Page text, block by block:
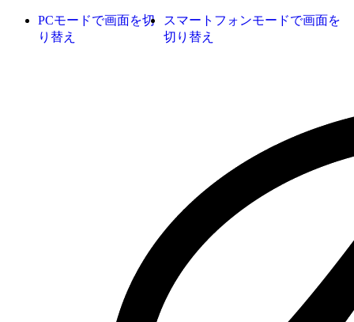
PCモードで画面を切
り替え
スマートフォンモードで画面を
切り替え